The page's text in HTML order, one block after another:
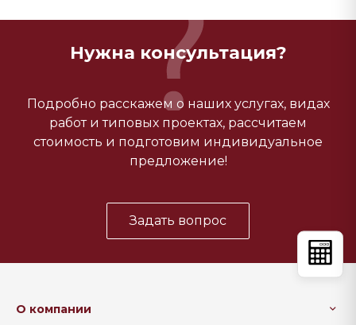
Нужна консультация?
Подробно расскажем о наших услугах, видах
работ и типовых проектах, рассчитаем
стоимость и подготовим индивидуальное
предложение!
Задать вопрос
О компании